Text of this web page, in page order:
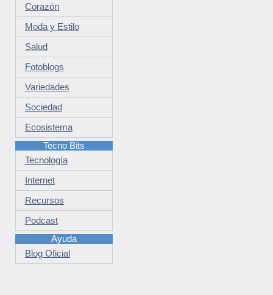
Corazón
Moda y Estilo
Salud
Fotoblogs
Variedades
Sociedad
Ecosistema
Tecno Bits
Tecnología
Internet
Recursos
Podcast
Ayuda
Blog Oficial